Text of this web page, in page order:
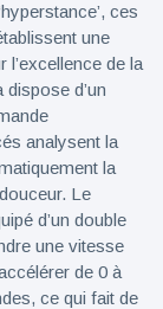
ces
une
de la
d’un
analysent la
la
Le
d’un double
une vitesse
de 0 à
ce qui fait de